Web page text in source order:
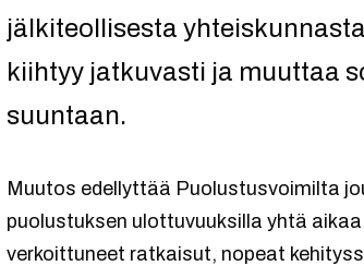
jälkiteollisesta
kiihtyy jatkuvasti ja muuttaa
suuntaan.
Muutos edellyttää Puolustusvoimilta
puolustuksen ulottuvuuksilla yhtä
verkoittuneet ratkaisut, nopeat